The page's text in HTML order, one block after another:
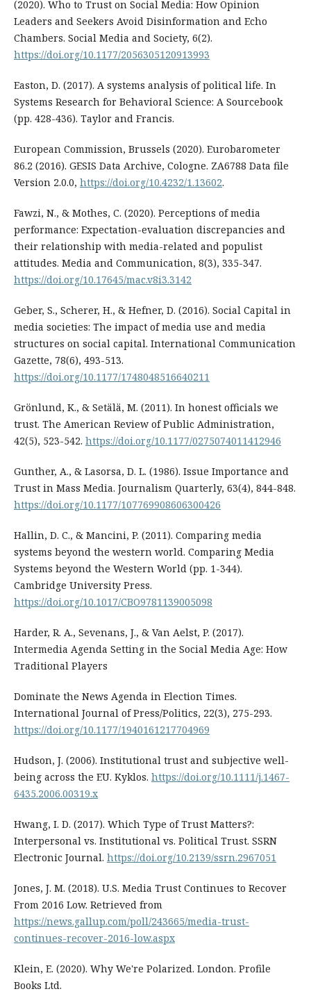
(2020). Who to Trust on Social Media: How Opinion
Leaders and Seekers Avoid Disinformation and Echo
Chambers. Social Media and Society, 6(2).
https://doi.org/10.1177/2056305120913993
Easton, D. (2017). A systems analysis of political life. In
Systems Research for Behavioral Science: A Sourcebook
(pp. 428-436). Taylor and Francis.
European Commission, Brussels (2020). Eurobarometer
86.2 (2016). GESIS Data Archive, Cologne. ZA6788 Data file
Version 2.0.0, https://doi.org/10.4232/1.13602.
Fawzi, N., & Mothes, C. (2020). Perceptions of media
performance: Expectation-evaluation discrepancies and
their relationship with media-related and populist
attitudes. Media and Communication, 8(3), 335-347.
https://doi.org/10.17645/mac.v8i3.3142
Geber, S., Scherer, H., & Hefner, D. (2016). Social Capital in
media societies: The impact of media use and media
structures on social capital. International Communication
Gazette, 78(6), 493-513.
https://doi.org/10.1177/1748048516640211
Grönlund, K., & Setälä, M. (2011). In honest officials we
trust. The American Review of Public Administration,
42(5), 523-542. https://doi.org/10.1177/0275074011412946
Gunther, A., & Lasorsa, D. L. (1986). Issue Importance and
Trust in Mass Media. Journalism Quarterly, 63(4), 844-848.
https://doi.org/10.1177/107769908606300426
Hallin, D. C., & Mancini, P. (2011). Comparing media
systems beyond the western world. Comparing Media
Systems beyond the Western World (pp. 1-344).
Cambridge University Press.
https://doi.org/10.1017/CBO9781139005098
Harder, R. A., Sevenans, J., & Van Aelst, P. (2017).
Intermedia Agenda Setting in the Social Media Age: How
Traditional Players
Dominate the News Agenda in Election Times.
International Journal of Press/Politics, 22(3), 275-293.
https://doi.org/10.1177/1940161217704969
Hudson, J. (2006). Institutional trust and subjective well-
being across the EU. Kyklos. https://doi.org/10.1111/j.1467-
6435.2006.00319.x
Hwang, I. D. (2017). Which Type of Trust Matters?:
Interpersonal vs. Institutional vs. Political Trust. SSRN
Electronic Journal. https://doi.org/10.2139/ssrn.2967051
Jones, J. M. (2018). U.S. Media Trust Continues to Recover
From 2016 Low. Retrieved from
https://news.gallup.com/poll/243665/media-trust-
continues-recover-2016-low.aspx
Klein, E. (2020). Why We're Polarized. London. Profile
Books Ltd.